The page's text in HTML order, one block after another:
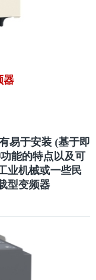
器
易于安装 (基于即
能的特点以及可
业机械或一些民
型变频器